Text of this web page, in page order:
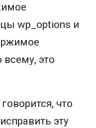
wp_options и
всему, это
что
эту